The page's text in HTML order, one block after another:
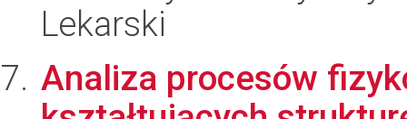
Lekarski
Analiza procesów